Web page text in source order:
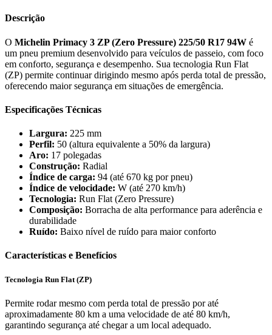
Descrição
O Michelin Primacy 3 ZP (Zero Pressure) 225/50 R17 94W é
um pneu premium desenvolvido para veículos de passeio, com foco
em conforto, segurança e desempenho. Sua tecnologia Run Flat
(ZP) permite continuar dirigindo mesmo após perda total de pressão,
oferecendo maior segurança em situações de emergência.
Especificações Técnicas
Largura: 225 mm
Perfil: 50 (altura equivalente a 50% da largura)
Aro: 17 polegadas
Construção: Radial
Índice de carga: 94 (até 670 kg por pneu)
Índice de velocidade: W (até 270 km/h)
Tecnologia: Run Flat (Zero Pressure)
Composição: Borracha de alta performance para aderência e
durabilidade
Ruído: Baixo nível de ruído para maior conforto
Características e Benefícios
Tecnologia Run Flat (ZP)
Permite rodar mesmo com perda total de pressão por até
aproximadamente 80 km a uma velocidade de até 80 km/h,
garantindo segurança até chegar a um local adequado.